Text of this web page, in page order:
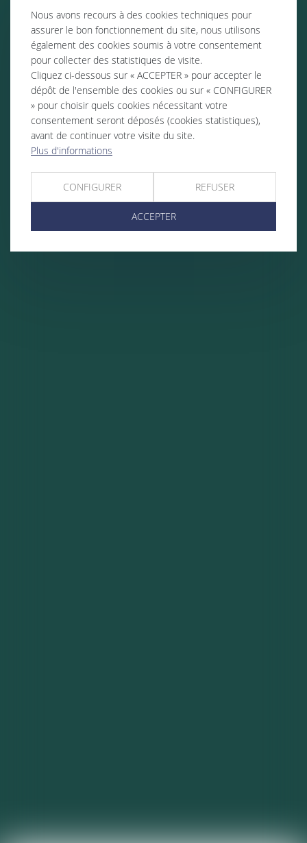
Nous avons recours à des cookies techniques pour
assurer le bon fonctionnement du site, nous utilisons
également des cookies soumis à votre consentement
pour collecter des statistiques de visite.
Cliquez ci-dessous sur « ACCEPTER » pour accepter le
dépôt de l'ensemble des cookies ou sur « CONFIGURER
» pour choisir quels cookies nécessitant votre
consentement seront déposés (cookies statistiques),
avant de continuer votre visite du site.
Plus d'informations
CONFIGURER REFUSER
ACCEPTER